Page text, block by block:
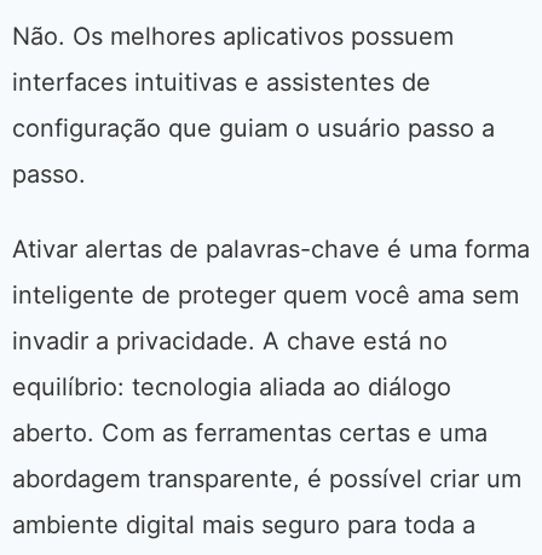
Não. Os melhores aplicativos possuem
interfaces intuitivas e assistentes de
configuração que guiam o usuário passo a
passo.
Ativar alertas de palavras-chave é uma forma
inteligente de proteger quem você ama sem
invadir a privacidade. A chave está no
equilíbrio: tecnologia aliada ao diálogo
aberto. Com as ferramentas certas e uma
abordagem transparente, é possível criar um
ambiente digital mais seguro para toda a